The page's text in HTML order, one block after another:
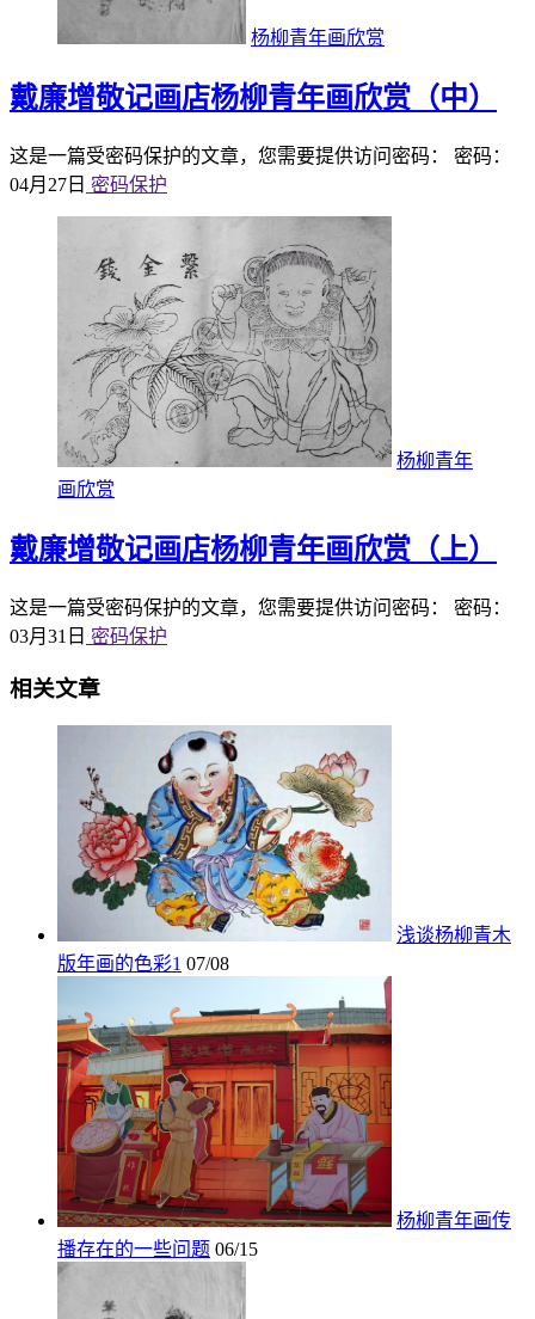
杨柳青年画欣赏
戴廉增敬记画店杨柳青年画欣赏（中）
这是一篇受密码保护的文章，您需要提供访问密码： 密码：
04月27日 密码保护
杨柳青年
画欣赏
戴廉增敬记画店杨柳青年画欣赏（上）
这是一篇受密码保护的文章，您需要提供访问密码： 密码：
03月31日 密码保护
相关文章
浅谈杨柳青木
版年画的色彩1 07/08
杨柳青年画传
播存在的一些问题 06/15